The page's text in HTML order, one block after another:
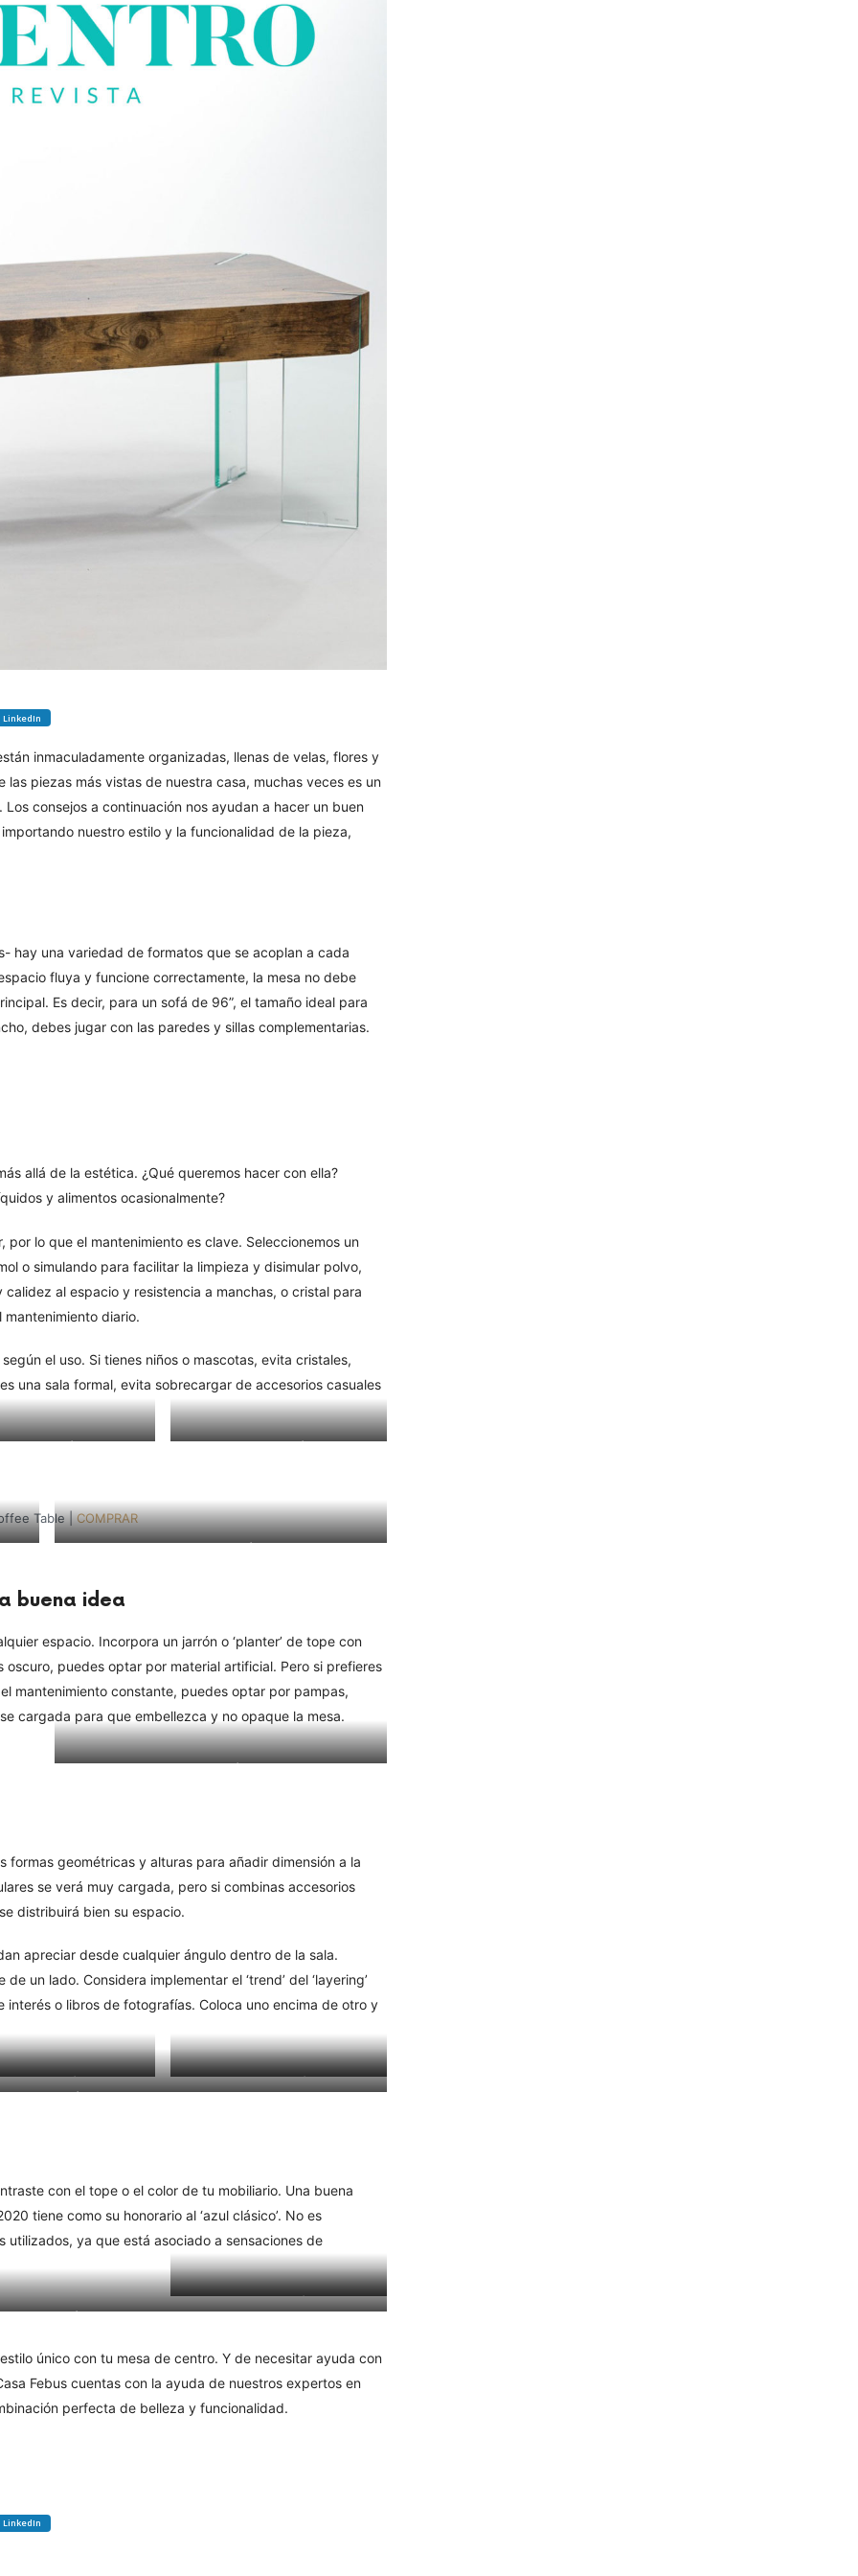
LinkedIn
inmaculadamente organizadas, llenas de velas, flores y
piezas más vistas de nuestra casa, muchas veces es un
consejos a continuación nos ayudan a hacer un buen
nuestro estilo y la funcionalidad de la pieza,
hay una variedad de formatos que se acoplan a cada
fluya y funcione correctamente, la mesa no debe
Es decir, para un sofá de 96”, el tamaño ideal para
debes jugar con las paredes y sillas complementarias.
allá de la estética. ¿Qué queremos hacer con ella?
y alimentos ocasionalmente?
lo que el mantenimiento es clave. Seleccionemos un
o simulando para facilitar la limpieza y disimular polvo,
al espacio y resistencia a manchas, o cristal para
diario.
el uso. Si tienes niños o mascotas, evita cristales,
una sala formal, evita sobrecargar de accesorios casuales
Table |COMPRAR
buena idea
espacio. Incorpora un jarrón o ‘planter’ de tope con
oscuro, puedes optar por material artificial. Pero si prefieres
mantenimiento constante, puedes optar por pampas,
cargada para que embellezca y no opaque la mesa.
geométricas y alturas para añadir dimensión a la
se verá muy cargada, pero si combinas accesorios
distribuirá bien su espacio.
apreciar desde cualquier ángulo dentro de la sala.
un lado. Considera implementar el ‘trend’ del ‘layering’
o libros de fotografías. Coloca uno encima de otro y
|COMPRAR Smelten Collection |COMPRAR
con el tope o el color de tu mobiliario. Una buena
tiene como su honorario al ‘azul clásico’. No es
ya que está asociado a sensaciones de
Fiesta Flute Bottle |COMPRAR
único con tu mesa de centro. Y de necesitar ayuda con
Febus cuentas con la ayuda de nuestros expertos en
perfecta de belleza y funcionalidad.
LinkedIn